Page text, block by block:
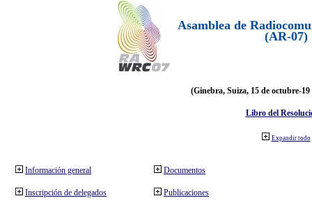
Asamblea de
(AR-07)
(Ginebra, Suiza, 15 de octubre-19
Libro del
Expandir todo
Información general
Inscripción de delegados
Documentos
Publicaciones